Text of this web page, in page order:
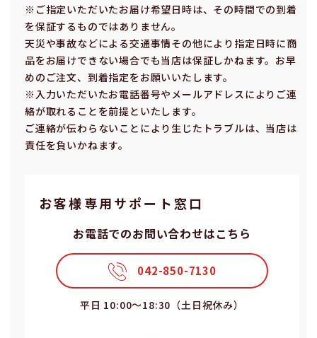
※ご指定いただいたお届け希望⽇時は、その時間での到着
を保証するものではありません。
天災や事故などによる交通事情その他により指定⽇時に商
品をお届けできない場合でも当店は保証しかねます。お早
めのご注⽂、到着指定をお願いいたします。
※⼊⼒いただいたお電話番号やメールアドレスによりご連
絡が取れることを前提といたします。
ご連絡が伝わらないことにより⽣じたトラブルは、当店は
責任を負いかねます。
お客様専⽤サポート窓⼝
お電話でのお問い合わせはこちら
042-850-7130
平⽇ 10:00〜18:30（⼟⽇祝休み）